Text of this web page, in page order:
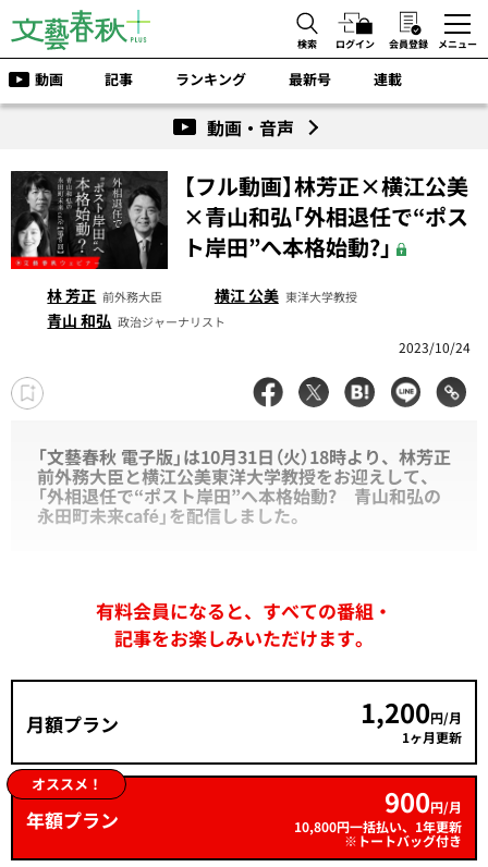
検索 ログイン 会員登録 メニュー
動画 記事 ランキング 最新号 連載
動画・音声
【フル動画】林芳正×横江公美
×青山和弘「外相退任で“ポス
ト岸田”へ本格始動?」
林 芳正 前外務大臣 横江 公美 東洋大学教授
青山 和弘 政治ジャーナリスト
2023/10/24
「文藝春秋 電子版」は10月31日（火）18時より、林芳正
前外務大臣と横江公美東洋大学教授をお迎えして、
「外相退任で“ポスト岸田”へ本格始動? 青山和弘の
永田町未来café」を配信しました。
有料会員になると、すべての番組・
記事をお楽しみいただけます。
月額プラン 1,200円/月
1ヶ月更新
オススメ！
年額プラン 900円/月
10,800円一括払い、1年更新
※トートバッグ付き